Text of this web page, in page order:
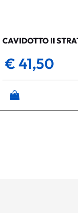
CAVIDOTTO II
€ 41,50
Quantità